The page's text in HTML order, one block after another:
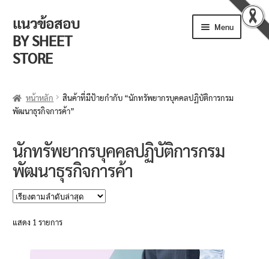
Skip
to
navigation
Skip
to
content
แนวข้อสอบ
BY SHEET
STORE
Menu
ตะกร้าสินค้า
วิธีการสั่งซื้อ
แจ้งชำระเงิน
รีวิวจากลูกค้า
หน้าหลัก
สินค้าที่มีป้ายกำกับ “นักทรัพยากรบุคคลปฏิบัติการกรม
พัฒนาธุรกิจการค้า”
นักทรัพยากรบุคคลปฏิบัติการกรม
พัฒนาธุรกิจการค้า
แสดง 1 รายการ